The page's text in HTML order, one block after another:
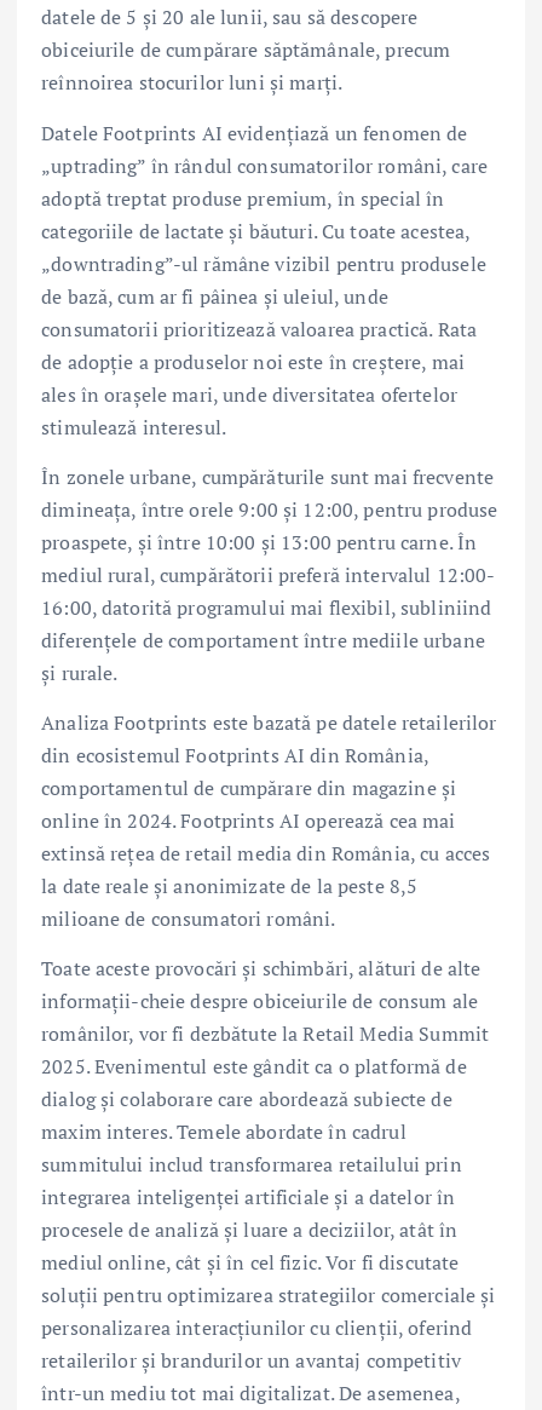
datele de 5 și 20 ale lunii, sau să descopere
obiceiurile de cumpărare săptămânale, precum
reînnoirea stocurilor luni și marți.
Datele Footprints AI evidențiază un fenomen de
„uptrading” în rândul consumatorilor români, care
adoptă treptat produse premium, în special în
categoriile de lactate și băuturi. Cu toate acestea,
„downtrading”-ul rămâne vizibil pentru produsele
de bază, cum ar fi pâinea și uleiul, unde
consumatorii prioritizează valoarea practică. Rata
de adopție a produselor noi este în creștere, mai
ales în orașele mari, unde diversitatea ofertelor
stimulează interesul.
În zonele urbane, cumpărăturile sunt mai frecvente
dimineața, între orele 9:00 și 12:00, pentru produse
proaspete, și între 10:00 și 13:00 pentru carne. În
mediul rural, cumpărătorii preferă intervalul 12:00-
16:00, datorită programului mai flexibil, subliniind
diferențele de comportament între mediile urbane
și rurale.
Analiza Footprints este bazată pe datele retailerilor
din ecosistemul Footprints AI din România,
comportamentul de cumpărare din magazine și
online în 2024. Footprints AI operează cea mai
extinsă rețea de retail media din România, cu acces
la date reale și anonimizate de la peste 8,5
milioane de consumatori români.
Toate aceste provocări și schimbări, alături de alte
informații-cheie despre obiceiurile de consum ale
românilor, vor fi dezbătute la Retail Media Summit
2025. Evenimentul este gândit ca o platformă de
dialog și colaborare care abordează subiecte de
maxim interes. Temele abordate în cadrul
summitului includ transformarea retailului prin
integrarea inteligenței artificiale și a datelor în
procesele de analiză și luare a deciziilor, atât în
mediul online, cât și în cel fizic. Vor fi discutate
soluții pentru optimizarea strategiilor comerciale și
personalizarea interacțiunilor cu clienții, oferind
retailerilor și brandurilor un avantaj competitiv
într-un mediu tot mai digitalizat. De asemenea,